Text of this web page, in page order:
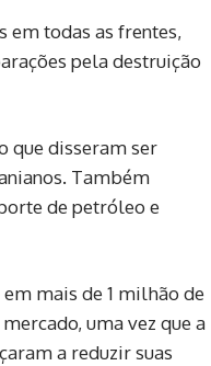
em todas as frentes,
pela destruição
que disseram ser
Também
de petróleo e
mais de 1 milhão de
uma vez que a
a reduzir suas